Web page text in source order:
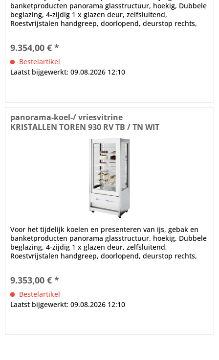
banketproducten panorama glasstructuur, hoekig, Dubbele
beglazing, 4-zijdig 1 x glazen deur, zelfsluitend,
Roestvrijstalen handgreep, doorlopend, deurstop rechts,
9.354,00 € *
Bestelartikel
Laatst bijgewerkt: 09.08.2026 12:10
panorama-koel-/ vriesvitrine
KRISTALLEN TOREN 930 RV TB / TN WIT
Voor het tijdelijk koelen en presenteren van ijs, gebak en
banketproducten panorama glasstructuur, hoekig, Dubbele
beglazing, 4-zijdig 1 x glazen deur, zelfsluitend,
Roestvrijstalen handgreep, doorlopend, deurstop rechts,
9.353,00 € *
Bestelartikel
Laatst bijgewerkt: 09.08.2026 12:10